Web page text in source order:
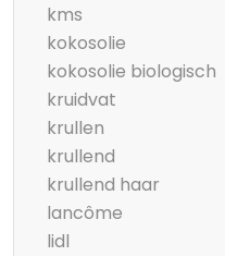
kms
kokosolie
kokosolie biologisch
kruidvat
krullen
krullend
krullend haar
lancôme
lidl